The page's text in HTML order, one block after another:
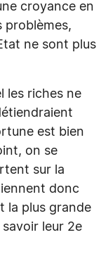
croyance en
problèmes,
ne sont plus
les riches ne
est bien
on se
sur la
donc
la plus grande
leur 2e